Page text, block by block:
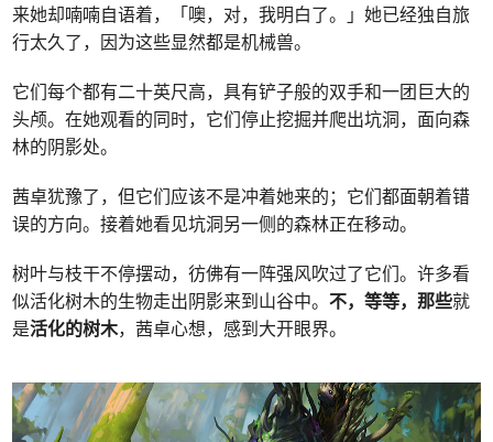
来她却喃喃自语着，「噢，对，我明白了。」她已经独自旅
行太久了，因为这些显然都是机械兽。
它们每个都有二十英尺高，具有铲子般的双手和一团巨大的
头颅。在她观看的同时，它们停止挖掘并爬出坑洞，面向森
林的阴影处。
茜卓犹豫了，但它们应该不是冲着她来的；它们都面朝着错
误的方向。接着她看见坑洞另一侧的森林正在移动。
树叶与枝干不停摆动，彷佛有一阵强风吹过了它们。许多看
似活化树木的生物走出阴影来到山谷中。不，等等，那些就
是活化的树木，茜卓心想，感到大开眼界。